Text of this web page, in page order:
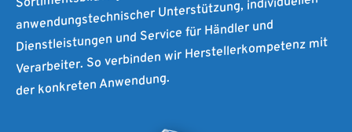
anwendungstechnischer Unterstützung, individuellen
Dienstleistungen und Service für Händler und
Verarbeiter. So verbinden wir Herstellerkompetenz mit
der konkreten Anwendung.